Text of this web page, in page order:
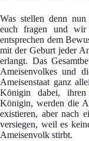
Was stellen denn
euch fragen und wir
entsprechen dem
mit der Geburt jeder
erlangt. Das
Ameisenvolkes und
Ameisenstaat ganz
Königin dabei,
Königin, werden die
existieren, aber nach
versiegen, weil es
Ameisenvolk stirbt.